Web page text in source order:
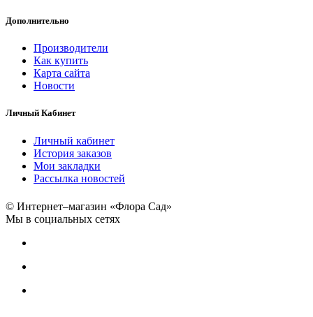
Дополнительно
Производители
Как купить
Карта сайта
Новости
Личный Кабинет
Личный кабинет
История заказов
Мои закладки
Рассылка новостей
© Интернет–магазин «Флора Сад»
Мы в социальных сетях